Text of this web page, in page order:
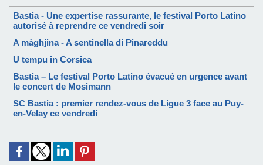
Bastia - Une expertise rassurante, le festival Porto Latino
autorisé à reprendre ce vendredi soir
A màghjina - A sentinella di Pinareddu
U tempu in Corsica
Bastia – Le festival Porto Latino évacué en urgence avant
le concert de Mosimann
SC Bastia : premier rendez-vous de Ligue 3 face au Puy-
en-Velay ce vendredi